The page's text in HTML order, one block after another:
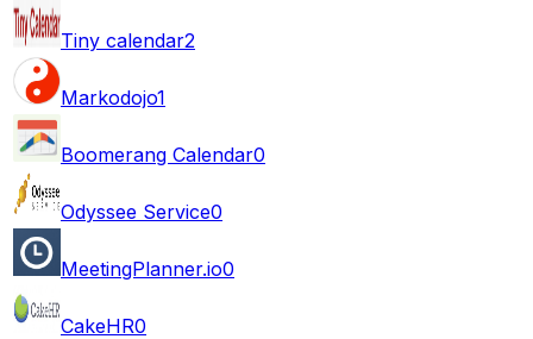
Tiny calendar2
Markodojo1
Boomerang Calendar0
Odyssee Service0
MeetingPlanner.io0
CakeHR0